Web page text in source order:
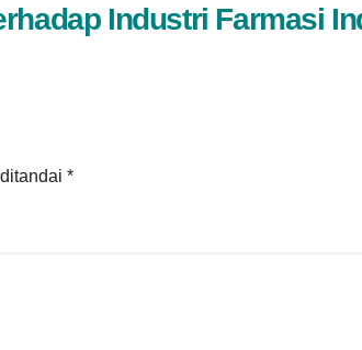
Industri Farmasi
*